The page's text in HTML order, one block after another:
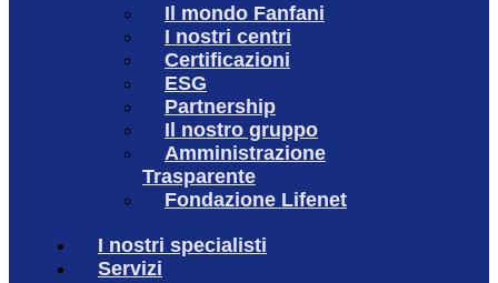
Il mondo Fanfani
I nostri centri
Certificazioni
ESG
Partnership
Il nostro gruppo
Amministrazione
Trasparente
Fondazione Lifenet
I nostri specialisti
Servizi